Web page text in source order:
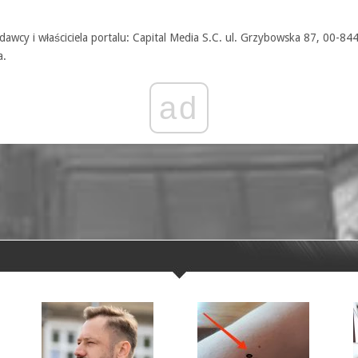
i właściciela portalu: Capital Media S.C. ul. Grzybowska 87, 00-844
ad